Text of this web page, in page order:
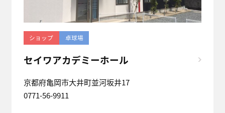
ショップ 卓球場
セイワアカデミーホール
京都府亀岡市大井町並河坂井17
0771-56-9911